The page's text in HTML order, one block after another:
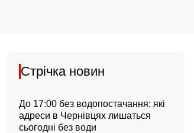
Стрічка новин
До 17:00 без водопостачання: які
адреси в Чернівцях лишаться
сьогодні без води